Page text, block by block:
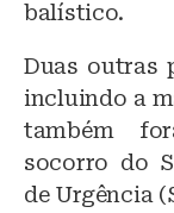
balístico.
Duas outras
incluindo a
também
socorro do
de Urgência